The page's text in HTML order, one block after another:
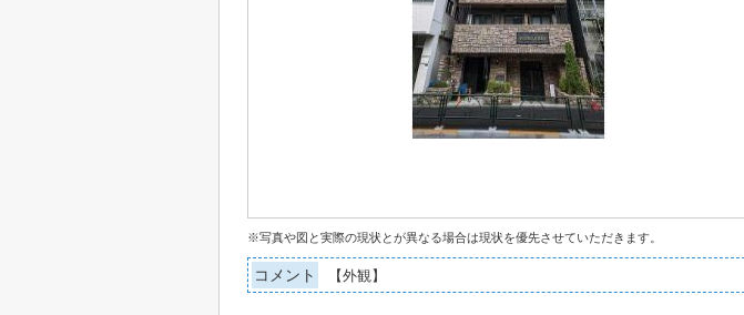
※写真や図と実際の現状とが異なる場合は現状を優先させていただきます。
コメント 【外観】